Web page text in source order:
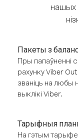
нашых
Пакеты з
Пры папаўненні
рахунку Viber
званіць на любы
выклікі Viber.
Тарыфныя
На гэтым тарыфе